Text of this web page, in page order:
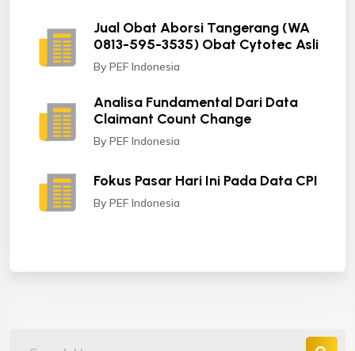
Jual Obat Aborsi Tangerang (WA
0813-595-3535) Obat Cytotec Asli
By PEF Indonesia
Analisa Fundamental Dari Data
Claimant Count Change
By PEF Indonesia
Fokus Pasar Hari Ini Pada Data CPI
By PEF Indonesia